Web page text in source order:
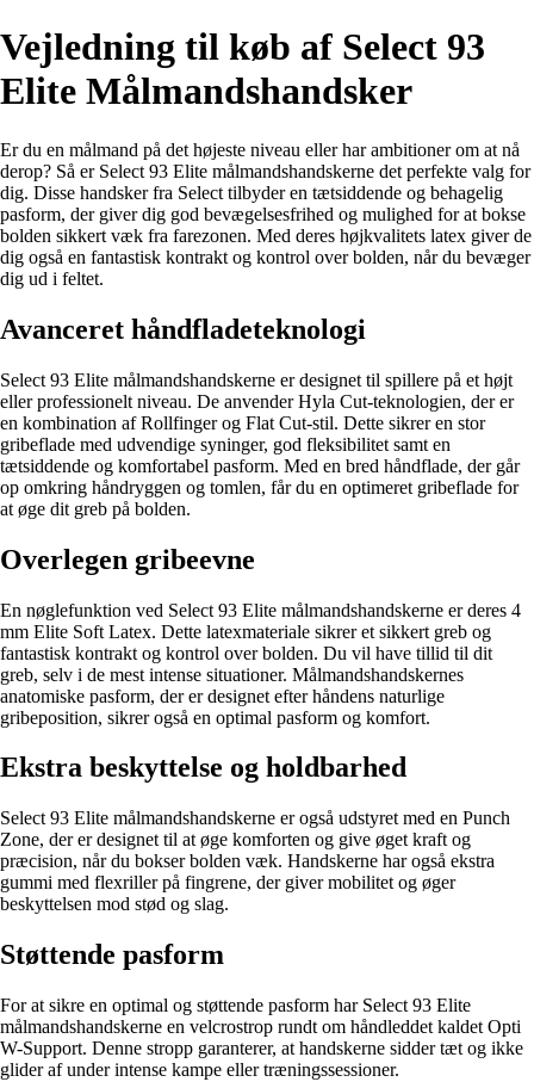
Vejledning til køb af Select 93
Elite Målmandshandsker
Er du en målmand på det højeste niveau eller har ambitioner om at nå
derop? Så er Select 93 Elite målmandshandskerne det perfekte valg for
dig. Disse handsker fra Select tilbyder en tætsiddende og behagelig
pasform, der giver dig god bevægelsesfrihed og mulighed for at bokse
bolden sikkert væk fra farezonen. Med deres højkvalitets latex giver de
dig også en fantastisk kontrakt og kontrol over bolden, når du bevæger
dig ud i feltet.
Avanceret håndfladeteknologi
Select 93 Elite målmandshandskerne er designet til spillere på et højt
eller professionelt niveau. De anvender Hyla Cut-teknologien, der er
en kombination af Rollfinger og Flat Cut-stil. Dette sikrer en stor
gribeflade med udvendige syninger, god fleksibilitet samt en
tætsiddende og komfortabel pasform. Med en bred håndflade, der går
op omkring håndryggen og tomlen, får du en optimeret gribeflade for
at øge dit greb på bolden.
Overlegen gribeevne
En nøglefunktion ved Select 93 Elite målmandshandskerne er deres 4
mm Elite Soft Latex. Dette latexmateriale sikrer et sikkert greb og
fantastisk kontrakt og kontrol over bolden. Du vil have tillid til dit
greb, selv i de mest intense situationer. Målmandshandskernes
anatomiske pasform, der er designet efter håndens naturlige
gribeposition, sikrer også en optimal pasform og komfort.
Ekstra beskyttelse og holdbarhed
Select 93 Elite målmandshandskerne er også udstyret med en Punch
Zone, der er designet til at øge komforten og give øget kraft og
præcision, når du bokser bolden væk. Handskerne har også ekstra
gummi med flexriller på fingrene, der giver mobilitet og øger
beskyttelsen mod stød og slag.
Støttende pasform
For at sikre en optimal og støttende pasform har Select 93 Elite
målmandshandskerne en velcrostrop rundt om håndleddet kaldet Opti
W-Support. Denne stropp garanterer, at handskerne sidder tæt og ikke
glider af under intense kampe eller træningssessioner.